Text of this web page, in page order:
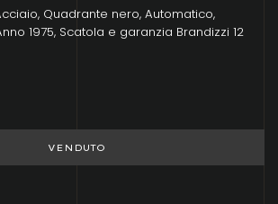
Quadrante nero, Automatico,
1975, Scatola e garanzia Brandizzi 12
VENDUTO